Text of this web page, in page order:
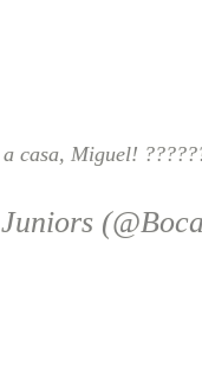
a casa, Miguel!